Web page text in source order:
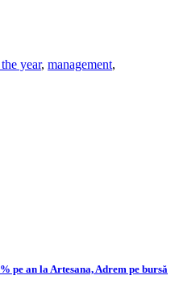
year, management,
pe an la Artesana, Adrem pe bursă